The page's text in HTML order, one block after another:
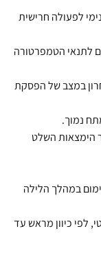
לפעולה חרישית
לתנאי הטמפרטורה
במצב של הפסקת
נמוך.
הימצאות השלט
במהלך הלילה
לפי כיוון מראש עד